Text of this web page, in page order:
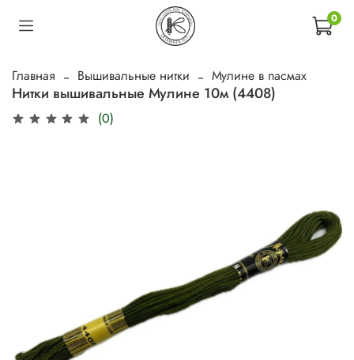
0
Главная Вышивальные нитки Мулине в пасмах
Нитки вышивальные Мулине 10м (4408)
(0)